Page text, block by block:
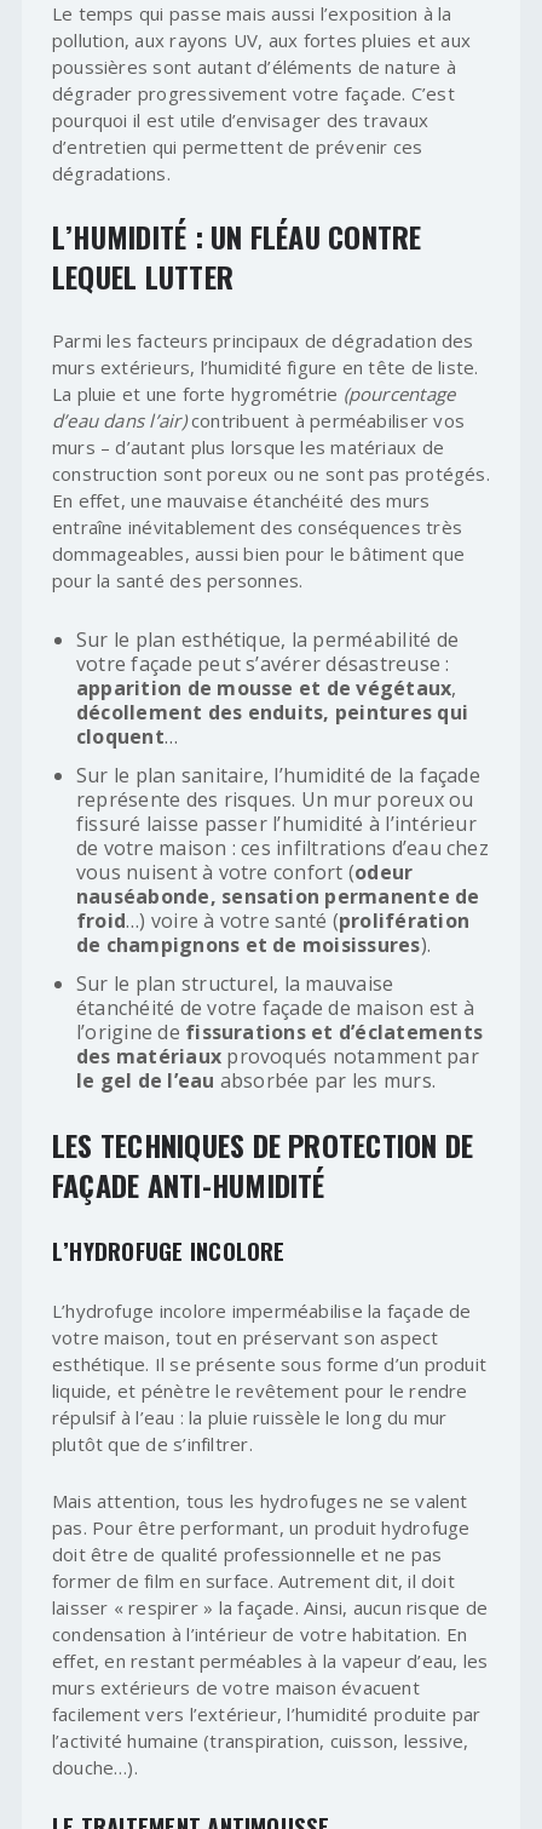
Le temps qui passe mais aussi l’exposition à la
pollution, aux rayons UV, aux fortes pluies et aux
poussières sont autant d’éléments de nature à
dégrader progressivement votre façade. C’est
pourquoi il est utile d’envisager des travaux
d’entretien qui permettent de prévenir ces
dégradations.
L’HUMIDITÉ : UN FLÉAU CONTRE
LEQUEL LUTTER
Parmi les facteurs principaux de dégradation des
murs extérieurs, l’humidité figure en tête de liste.
La pluie et une forte hygrométrie (pourcentage
d’eau dans l’air)contribuent à perméabiliser vos
murs – d’autant plus lorsque les matériaux de
construction sont poreux ou ne sont pas protégés.
En effet, une mauvaise étanchéité des murs
entraîne inévitablement des conséquences très
dommageables, aussi bien pour le bâtiment que
pour la santé des personnes.
Sur le plan esthétique, la perméabilité de
votre façade peut s’avérer désastreuse :
apparition de mousse et de végétaux,
décollement des enduits, peintures qui
cloquent…
Sur le plan sanitaire, l’humidité de la façade
représente des risques. Un mur poreux ou
fissuré laisse passer l’humidité à l’intérieur
de votre maison : ces infiltrations d’eau chez
vous nuisent à votre confort (odeur
nauséabonde, sensation permanente de
froid…) voire à votre santé (prolifération
de champignons et de moisissures).
Sur le plan structurel, la mauvaise
étanchéité de votre façade de maison est à
l’origine de fissurations et d’éclatements
des matériaux provoqués notamment par
le gel de l’eau absorbée par les murs.
LES TECHNIQUES DE PROTECTION DE
FAÇADE ANTI-HUMIDITÉ
L’HYDROFUGE INCOLORE
L’hydrofuge incolore imperméabilise la façade de
votre maison, tout en préservant son aspect
esthétique. Il se présente sous forme d’un produit
liquide, et pénètre le revêtement pour le rendre
répulsif à l’eau : la pluie ruissèle le long du mur
plutôt que de s’infiltrer.
Mais attention, tous les hydrofuges ne se valent
pas. Pour être performant, un produit hydrofuge
doit être de qualité professionnelle et ne pas
former de film en surface. Autrement dit, il doit
laisser « respirer » la façade. Ainsi, aucun risque de
condensation à l’intérieur de votre habitation. En
effet, en restant perméables à la vapeur d’eau, les
murs extérieurs de votre maison évacuent
facilement vers l’extérieur, l’humidité produite par
l’activité humaine (transpiration, cuisson, lessive,
douche…).